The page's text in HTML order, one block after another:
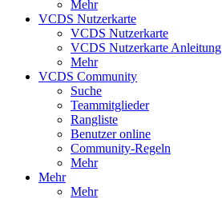
Mehr
VCDS Nutzerkarte
VCDS Nutzerkarte
VCDS Nutzerkarte Anleitung
Mehr
VCDS Community
Suche
Teammitglieder
Rangliste
Benutzer online
Community-Regeln
Mehr
Mehr
Mehr